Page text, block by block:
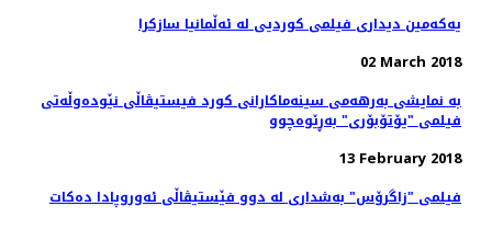
یەکەمین دیداری فیلمی کوردیی لە ئەڵمانیا سازکرا
02 March 2018
بە نمایشی بەرهەمی سینەماکارانی کورد فیستیڤاڵی نێودەوڵەتی
فیلمی "یۆتۆبۆری" بەڕێوەچوو
13 February 2018
فیلمی "زاگرۆس" بەشداری لە دوو فێستیڤاڵی ئەوروپادا دەکات